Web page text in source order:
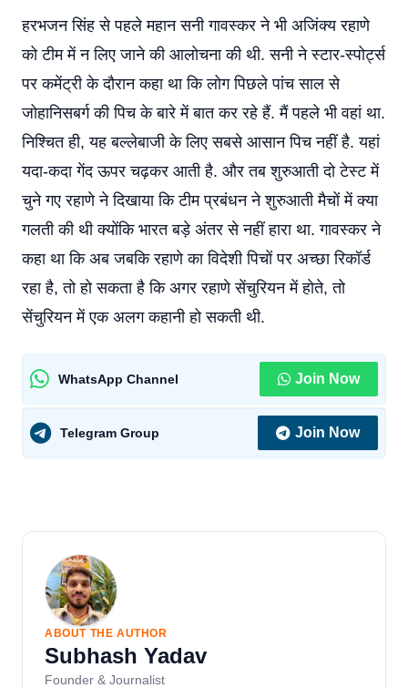
हरभजन सिंह से पहले महान सनी गावस्कर ने भी अजिंक्य रहाणे
को टीम में न लिए जाने की आलोचना की थी. सनी ने स्टार-स्पोर्ट्स
पर कमेंट्री के दौरान कहा था कि लोग पिछले पांच साल से
जोहानिसबर्ग की पिच के बारे में बात कर रहे हैं. मैं पहले भी वहां था.
निश्चित ही, यह बल्लेबाजी के लिए सबसे आसान पिच नहीं है. यहां
यदा-कदा गेंद ऊपर चढ़कर आती है. और तब शुरुआती दो टेस्ट में
चुने गए रहाणे ने दिखाया कि टीम प्रबंधन ने शुरुआती मैचों में क्या
गलती की थी क्योंकि भारत बड़े अंतर से नहीं हारा था. गावस्कर ने
कहा था कि अब जबकि रहाणे का विदेशी पिचों पर अच्छा रिकॉर्ड
रहा है, तो हो सकता है कि अगर रहाणे सेंचुरियन में होते, तो
सेंचुरियन में एक अलग कहानी हो सकती थी.
WhatsApp Channel Join Now
Telegram Group Join Now
ABOUT THE AUTHOR
Subhash Yadav
Founder & Journalist